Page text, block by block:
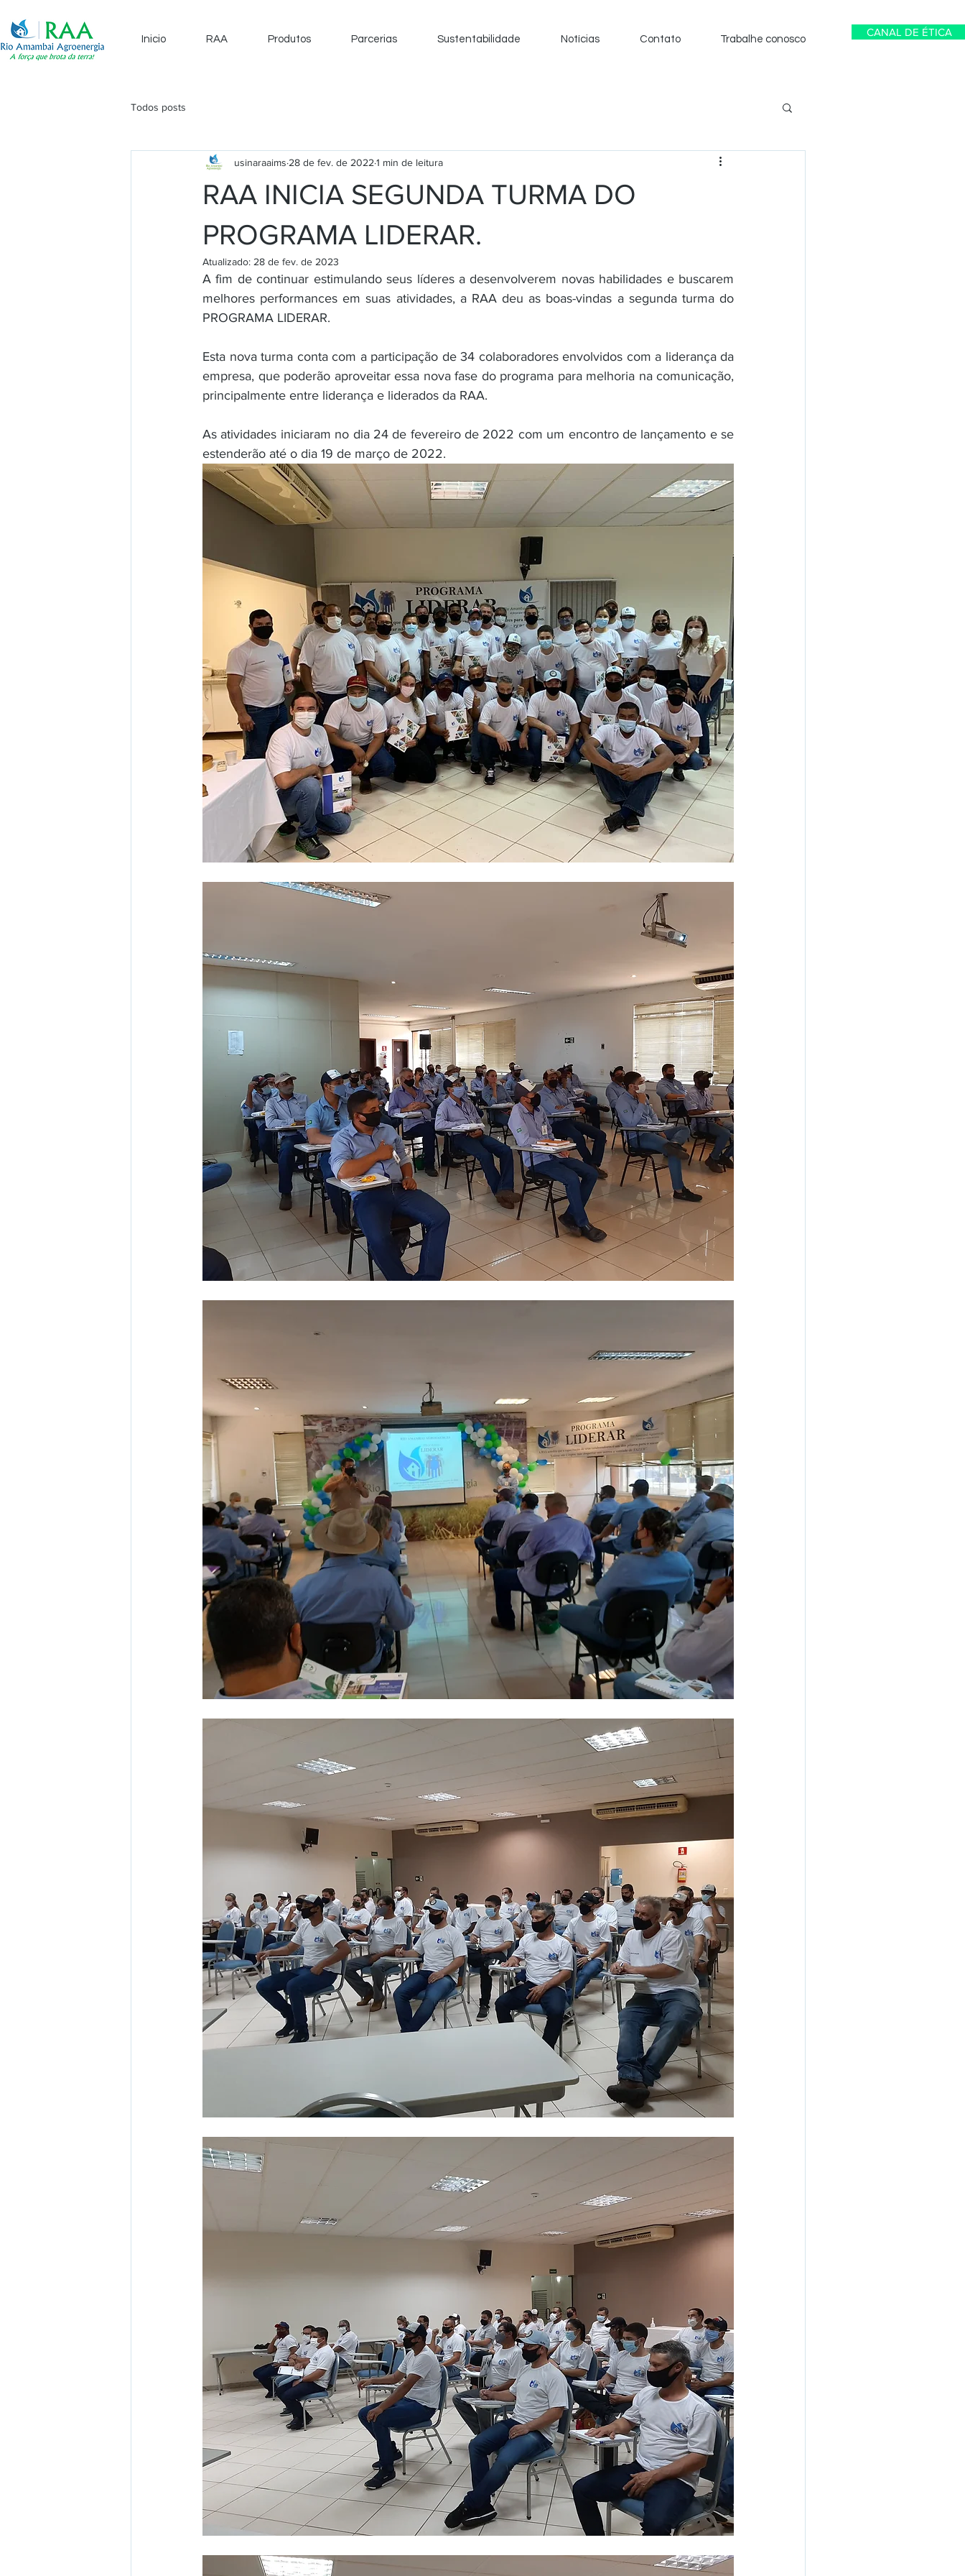
Inicio RAA Produtos Parcerias Sustentabilidade Notícias Contato Trabalhe conosco
CANAL DE ÉTICA
Todos posts
RAA INICIA SEGUNDA TURMA DO
PROGRAMA LIDERAR.
usinaraaims 28 de fev. de 2022 1 min de leitura
Atualizado: 28 de fev. de 2023
A fim de continuar estimulando seus líderes a desenvolverem novas habilidades e buscarem
melhores performances em suas atividades, a RAA deu as boas-vindas a segunda turma do
PROGRAMA LIDERAR.
Esta nova turma conta com a participação de 34 colaboradores envolvidos com a liderança da
empresa, que poderão aproveitar essa nova fase do programa para melhoria na comunicação,
principalmente entre liderança e liderados da RAA.
As atividades iniciaram no dia 24 de fevereiro de 2022 com um encontro de lançamento e se
estenderão até o dia 19 de março de 2022.